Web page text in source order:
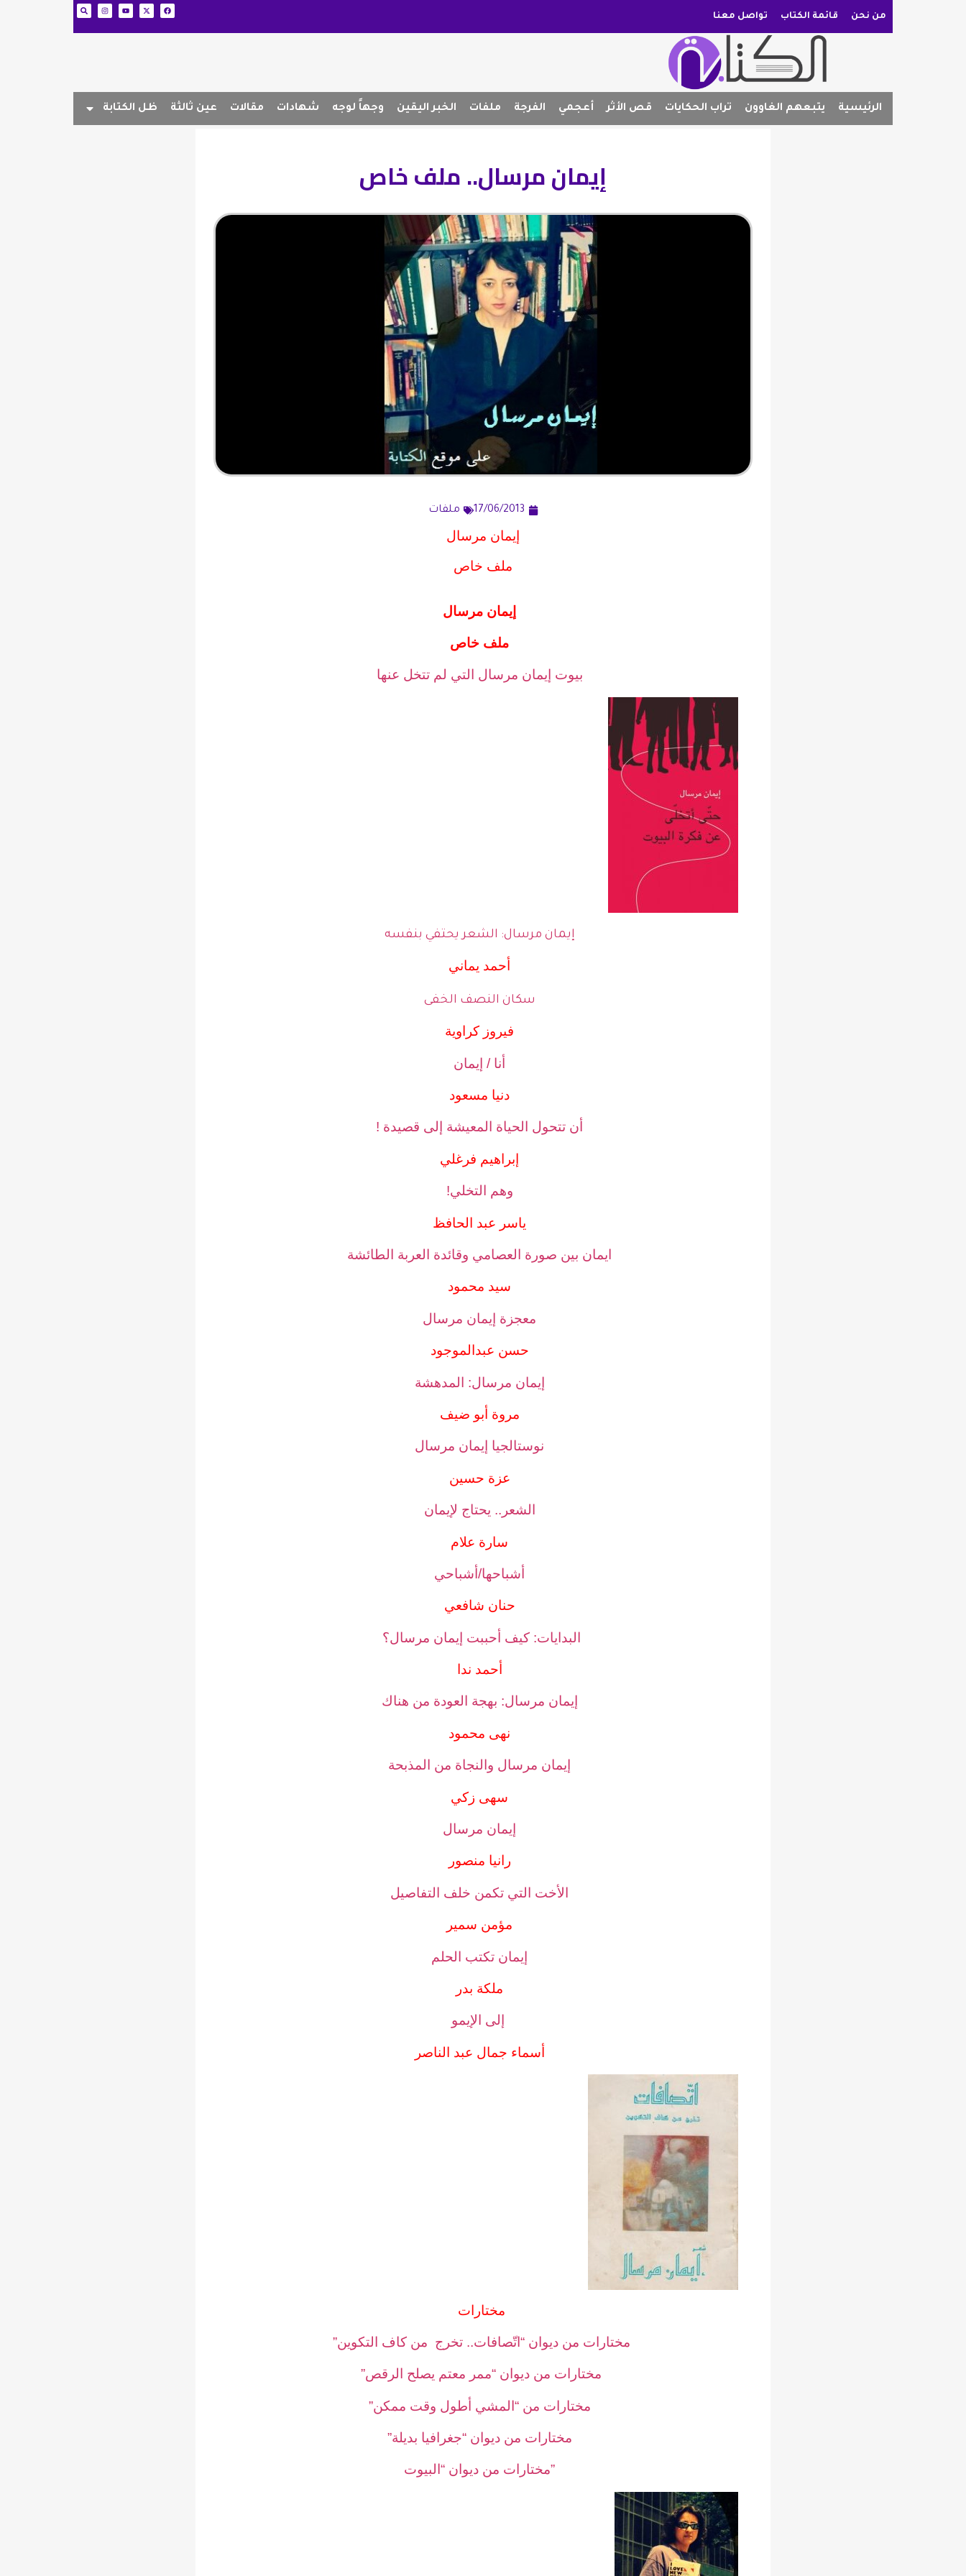
من نحن قائمة الكتاب تواصل معنا
الرئيسية يتبعهم الغاوون تراب الحكايات قص الأثر أعجمي الفرجة ملفات الخبر اليقين وجهاً لوجه شهادات مقالات عين ثالثة ظل الكتابة
إيمان مرسال.. ملف خاص
17/06/2013 ملفات
إيمان مرسال
ملف خاص
إيمان مرسال
ملف خاص
بيوت إيمان مرسال التي لم تتخل عنها
إيمان مرسال: الشعر يحتفي بنفسه
أحمد يماني
سكان النصف الخفى
فيروز كراوية
أنا / إيمان
دنيا مسعود
أن تتحول الحياة المعيشة إلى قصيدة !
إبراهيم فرغلي
وهم التخلي!
ياسر عبد الحافظ
ايمان بين صورة العصامي وقائدة العربة الطائشة
سيد محمود
معجزة إيمان مرسال
حسن عبدالموجود
إيمان مرسال: المدهشة
مروة أبو ضيف
نوستالجيا إيمان مرسال
عزة حسين
الشعر.. يحتاج لإيمان
سارة علام
أشباحها/أشباحي
حنان شافعي
البدايات: كيف أحببت إيمان مرسال؟
أحمد ندا
إيمان مرسال: بهجة العودة من هناك
نهى محمود
إيمان مرسال والنجاة من المذبحة
سهى زكي
إيمان مرسال
رانيا منصور
الأخت التي تكمن خلف التفاصيل
مؤمن سمير
إيمان تكتب الحلم
ملكة بدر
إلى الإيمو
أسماء جمال عبد الناصر
مختارات
مختارات من ديوان “اتّصافات.. تخرج من كاف التكوين”
مختارات من ديوان “ممر معتم يصلح ا لرقص”
مختارات من “المشي أطول وقت ممكن”
مختارات من ديوان “جغرافيا بديلة”
مختارات من ديوان “البيوت”